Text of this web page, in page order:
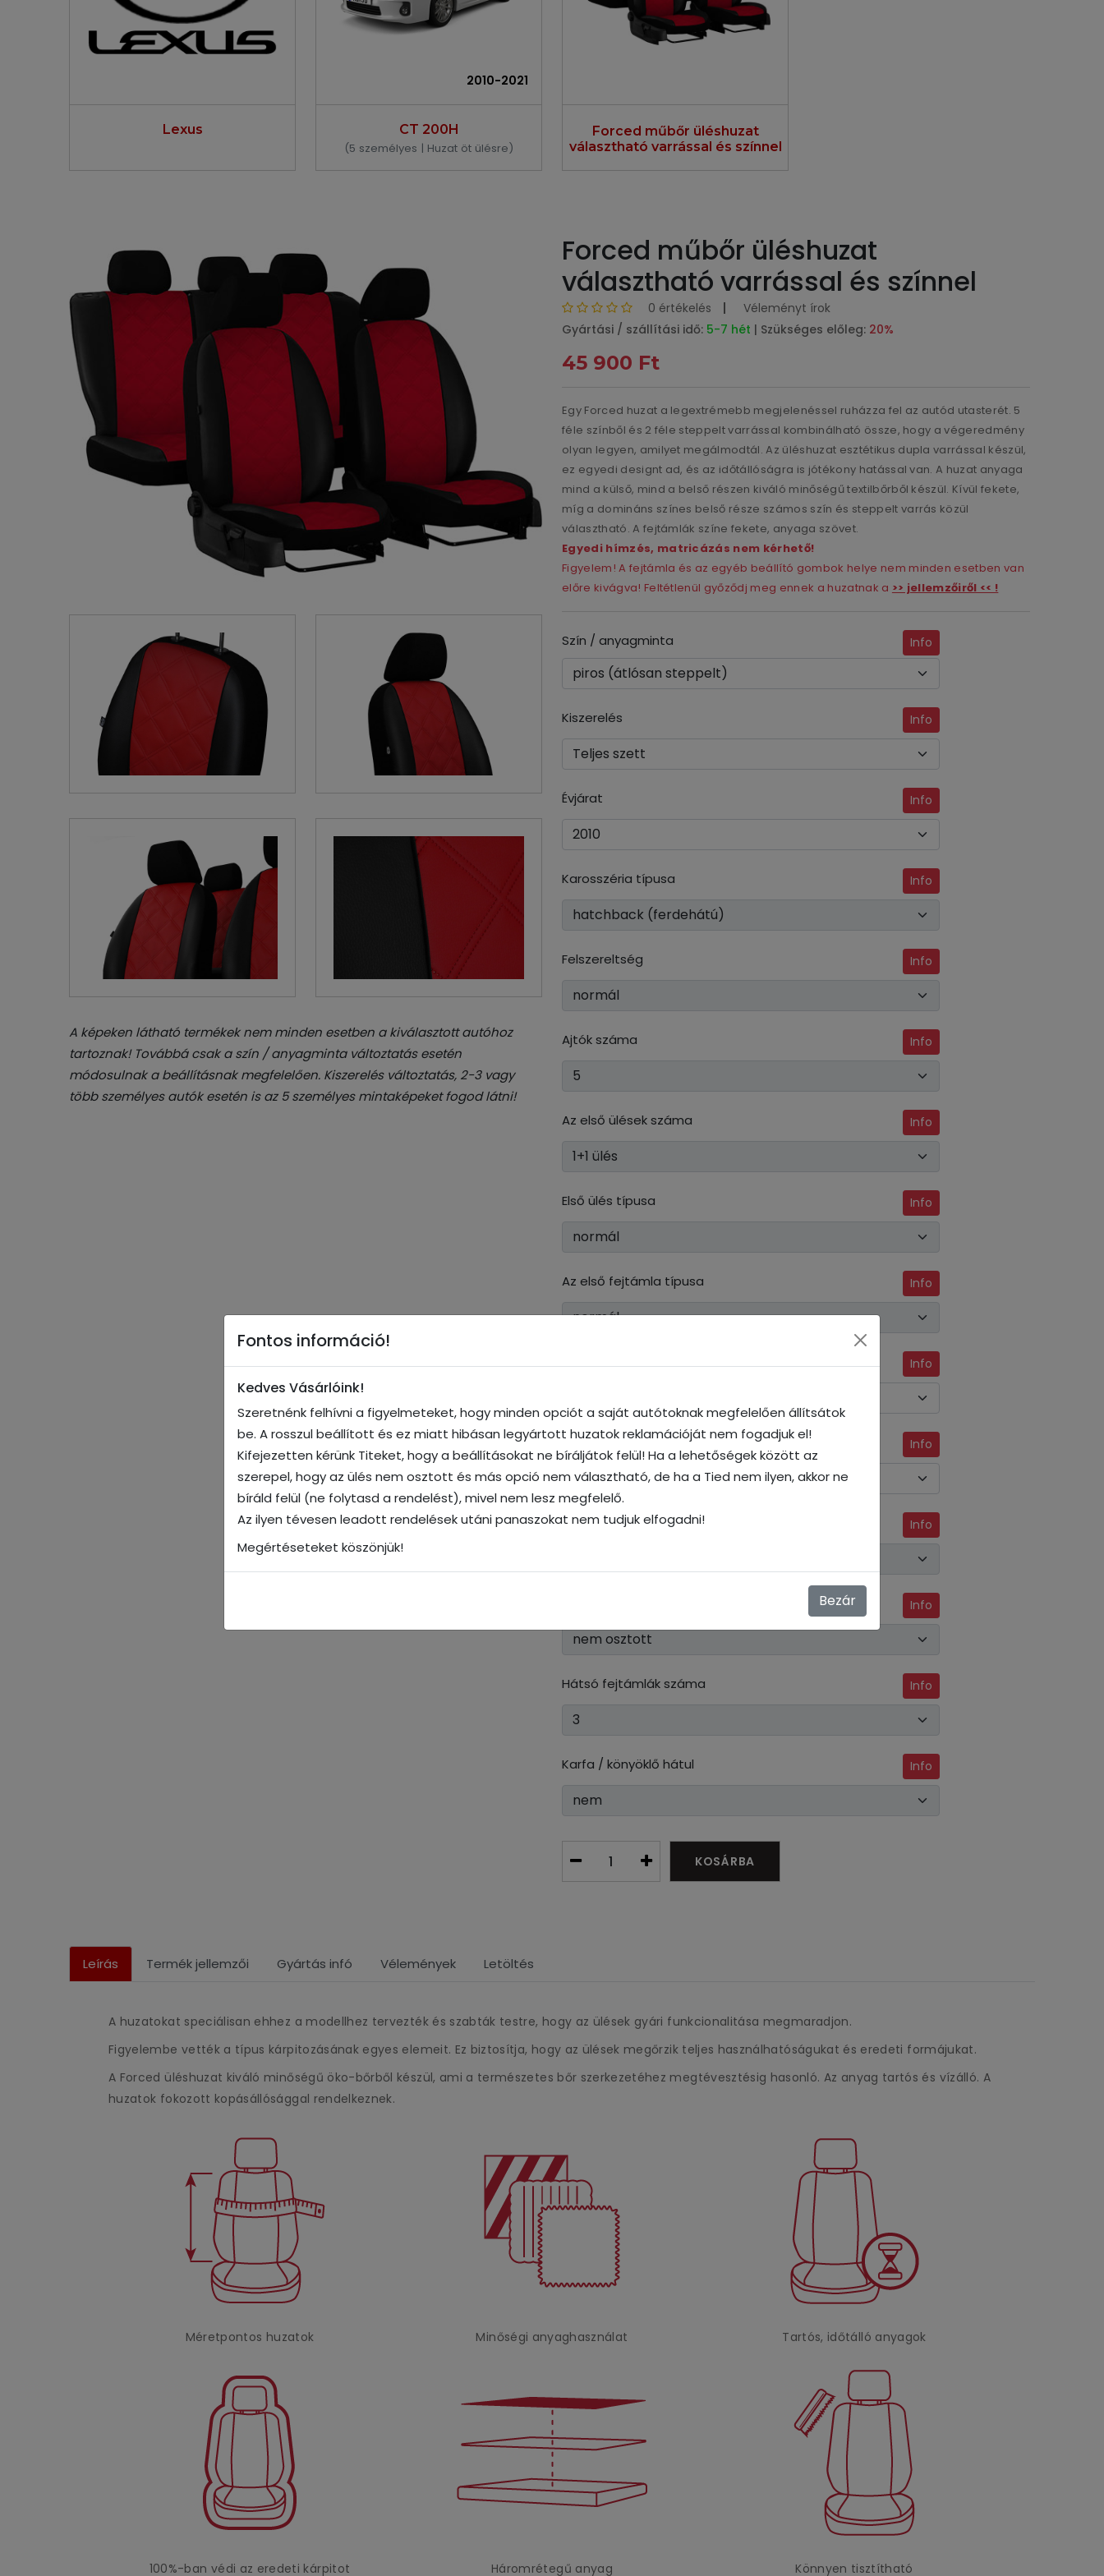
Lexus
2010-2021
CT 200H
(5 személyes | Huzat öt ülésre)
Forced műbőr üléshuzat
választható varrással és színnel
A képeken látható termékek nem minden esetben a kiválasztott autóhoz
tartoznak! Továbbá csak a szín / anyagminta változtatás esetén
módosulnak a beállításnak megfelelően. Kiszerelés változtatás, 2-3 vagy
több személyes autók esetén is az 5 személyes mintaképeket fogod látni!
Forced műbőr üléshuzat
választható varrással és színnel
0 értékelés
Véleményt írok
Gyártási / szállítási idő: 5-7 hét | Szükséges előleg: 20%
45 900 Ft
Egy Forced huzat a legextrémebb megjelenéssel ruházza fel az autód utasterét. 5
féle színből és 2 féle steppelt varrással kombinálható össze, hogy a végeredmény
olyan legyen, amilyet megálmodtál. Az üléshuzat esztétikus dupla varrással készül,
ez egyedi designt ad, és az időtállóságra is jótékony hatással van. A huzat anyaga
mind a külső, mind a belső részen kiváló minőségű textilbőrből készül. Kívül fekete,
míg a domináns színes belső része számos szín és steppelt varrás közül
választható. A fejtámlák színe fekete, anyaga szövet.
Egyedi hímzés, matricázás nem kérhető!
Figyelem! A fejtámla és az egyéb beállító gombok helye nem minden esetben van
előre kivágva! Feltétlenül győződj meg ennek a huzatnak a >> jellemzőiről << !
Szín / anyagminta Info
Kiszerelés Info
Évjárat Info
Karosszéria típusa Info
Felszereltség Info
Ajtók száma Info
Az első ülések száma Info
Első ülés típusa Info
Az első fejtámla típusa Info
Info
Karfa / könyöklő elöl Info
Hátsó ülés háttámla Info
Info
Hátsó fejtámlák száma Info
Karfa / könyöklő hátul Info
KOSÁRBA
Leírás Termék jellemzői Gyártás infó Vélemények Letöltés
A huzatokat speciálisan ehhez a modellhez tervezték és szabták testre, hogy az ülések gyári funkcionalitása megmaradjon.
Figyelembe vették a típus kárpitozásának egyes elemeit. Ez biztosítja, hogy az ülések megőrzik teljes használhatóságukat és eredeti formájukat.
A Forced üléshuzat kiváló minőségű öko-bőrből készül, ami a természetes bőr szerkezetéhez megtévesztésig hasonló. Az anyag tartós és vízálló. A
huzatok fokozott kopásállósággal rendelkeznek.
Méretpontos huzatok Minőségi anyaghasználat Tartós, időtálló anyagok
100%-ban védi az eredeti kárpitot Háromrétegű anyag Könnyen tisztítható
Fontos információ!
Kedves Vásárlóink!
Szeretnénk felhívni a figyelmeteket, hogy minden opciót a saját autótoknak megfelelően állítsátok
be. A rosszul beállított és ez miatt hibásan legyártott huzatok reklamációját nem fogadjuk el!
Kifejezetten kérünk Titeket, hogy a beállításokat ne bíráljátok felül! Ha a lehetőségek között az
szerepel, hogy az ülés nem osztott és más opció nem választható, de ha a Tied nem ilyen, akkor ne
bíráld felül (ne folytasd a rendelést), mivel nem lesz megfelelő.
Az ilyen tévesen leadott rendelések utáni panaszokat nem tudjuk elfogadni!
Megértéseteket köszönjük!
Bezár